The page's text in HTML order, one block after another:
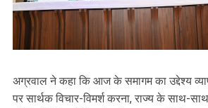
अग्रवाल ने कहा कि आज के समागम का उद्देश्य
पर सार्थक विचार-विमर्श करना, राज्य के साथ-